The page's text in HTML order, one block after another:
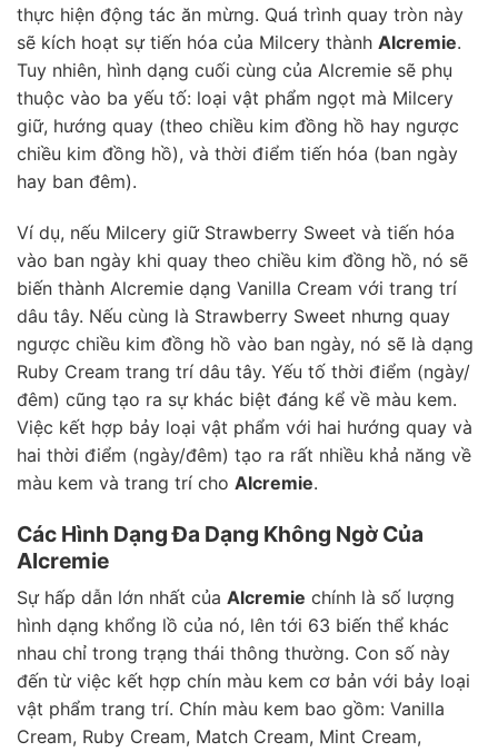
thực hiện động tác ăn mừng. Quá trình quay tròn này
sẽ kích hoạt sự tiến hóa của Milcery thành Alcremie.
Tuy nhiên, hình dạng cuối cùng của Alcremie sẽ phụ
thuộc vào ba yếu tố: loại vật phẩm ngọt mà Milcery
giữ, hướng quay (theo chiều kim đồng hồ hay ngược
chiều kim đồng hồ), và thời điểm tiến hóa (ban ngày
hay ban đêm).
Ví dụ, nếu Milcery giữ Strawberry Sweet và tiến hóa
vào ban ngày khi quay theo chiều kim đồng hồ, nó sẽ
biến thành Alcremie dạng Vanilla Cream với trang trí
dâu tây. Nếu cùng là Strawberry Sweet nhưng quay
ngược chiều kim đồng hồ vào ban ngày, nó sẽ là dạng
Ruby Cream trang trí dâu tây. Yếu tố thời điểm (ngày/
đêm) cũng tạo ra sự khác biệt đáng kể về màu kem.
Việc kết hợp bảy loại vật phẩm với hai hướng quay và
hai thời điểm (ngày/đêm) tạo ra rất nhiều khả năng về
màu kem và trang trí cho Alcremie.
Các Hình Dạng Đa Dạng Không Ngờ Của
Alcremie
Sự hấp dẫn lớn nhất của Alcremie chính là số lượng
hình dạng khổng lồ của nó, lên tới 63 biến thể khác
nhau chỉ trong trạng thái thông thường. Con số này
đến từ việc kết hợp chín màu kem cơ bản với bảy loại
vật phẩm trang trí. Chín màu kem bao gồm: Vanilla
Cream, Ruby Cream, Match Cream, Mint Cream,